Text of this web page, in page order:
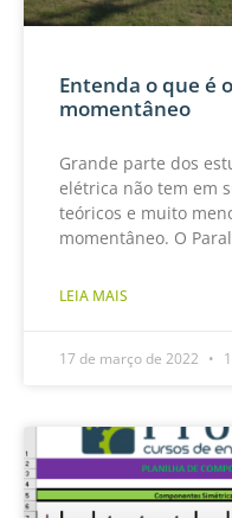
Entenda o que é
momentâneo
Grande parte dos
elétrica não tem em
teóricos e muito
momentâneo. O
LEIA MAIS
17 de março de 2022